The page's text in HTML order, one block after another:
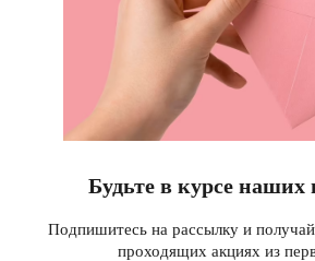
Будьте в курсе наших
Подпишитесь на рассылку и
проходящих акциях из